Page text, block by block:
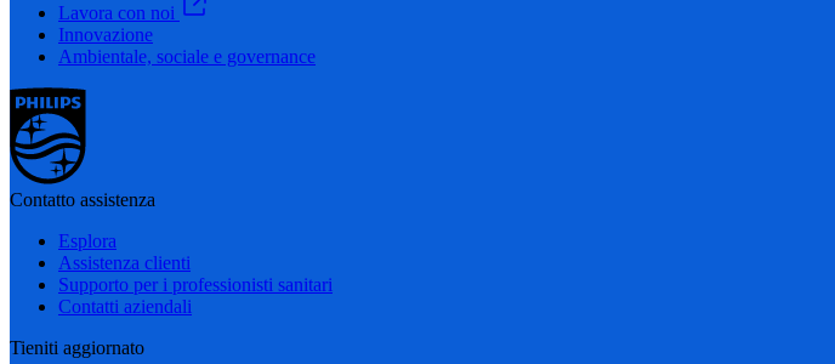
Lavora con noi
Innovazione
Ambientale, sociale e governance
Contatto assistenza
Esplora
Assistenza clienti
Supporto per i professionisti sanitari
Contatti aziendali
Tieniti aggiornato